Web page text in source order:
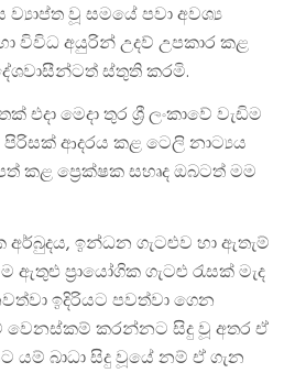
වූ සමයේ පවා අවශ්‍ය
විවිධ අයුරින් උදව් උපකාර කළ
ස්තුති කරමි.
මෙදා තුර ශ්‍රී ලංකාවේ වැඩිම
පිරිසක් ආදරය කළ ටෙලි නාට්‍යය
කළ ප්‍රෙක්ෂක සහෘද ඔබටත් මම
ඉන්ධන ගැටළුව හා ඇතැම්
ප්‍රායෝගික ගැටළු රැසක් මැද
ඉදිරියට පවත්වා ගෙන
කරන්නට සිදු වූ අතර ඒ
යම් බාධා සිදු වූයේ නම් ඒ ගැන